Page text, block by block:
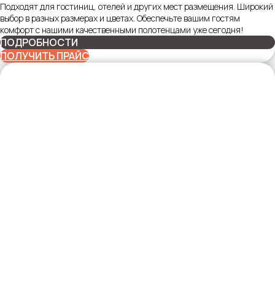
Подходят для гостиниц, отелей и других мест размещения. Широкий
выбор в разных размерах и цветах. Обеспечьте вашим гостям
комфорт с нашими качественными полотенцами уже сегодня!
ПОДРОБНОСТИ
ПОЛУЧИТЬ ПРАЙС